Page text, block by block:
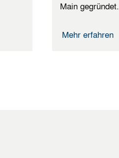
Main gegründet.
Mehr erfahren